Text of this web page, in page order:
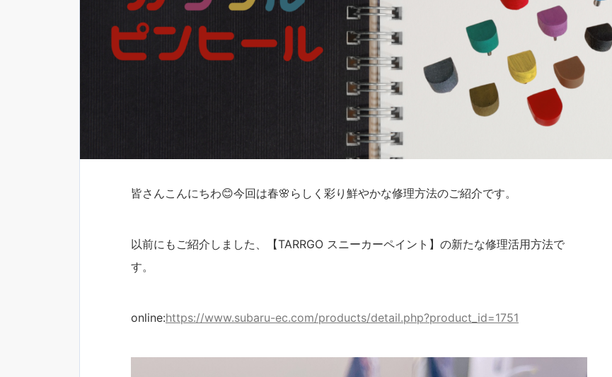
皆さんこんにちわ😊今回は春🌸らしく彩り鮮やかな修理方法のご紹介です。
以前にもご紹介しました、【TARRGO スニーカーペイント】の新たな修理活用方法で
す。
online:https://www.subaru-ec.com/products/detail.php?product_id=1751